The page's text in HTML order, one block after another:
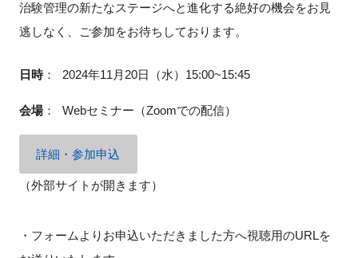
治験管理の新たなステージへと進化する絶好の機会をお見
逃しなく、ご参加をお待ちしております。
日時： 2024年11月20日（水）15:00~15:45
会場： Webセミナー（Zoomでの配信）
詳細・参加申込
（外部サイトが開きます）
・フォームよりお申込いただきました方へ視聴用のURLを